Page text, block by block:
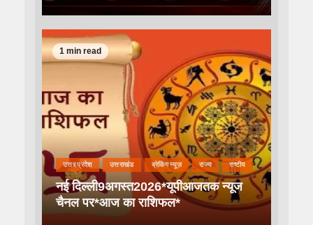
1 min read
उत्तर प्रदेश उत्तराखंड ब्रेकिंग न्यूज़ राज्य राष्टीय
नई दिल्ली9अगस्त2026*यूपीआजतक न्यूज
चैनल पर*आज का राशिफल*